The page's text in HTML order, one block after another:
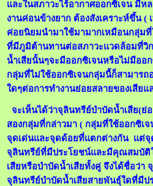
และในสภาวะไร้อากาศออกซิเจน มีห
งานค่อนข้างยาก ต้องสังเคราะห์ขึ้น (
ค่อยนิยมนำมาใช้มามากเหมือนกลุ่ม
ที่มีภูมิต้านทานต่อสภาวะแวดล้อมที่วิ
น้ำเสียนั้นๆจะมีออกซิเจนหรือไม่มีออ
กลุ่มที่ไม่ใช้ออกซิเจนกลุ่มนี้ก็สามารถ
ใดๆต่อการทำงานย่อยสลายของเสียแ
จะเห็นได้ว่าจุลินทรีย์บำบัดน้ำเสีย(ย่
สองกลุ่มที่กล่าวมา ( กลุ่มที่ใช้ออกซิเ
จุดเด่นและจุดด้อยที่แตกต่างกัน แต่จุ
จุลินทรีย์ที่มีประโยชน์และมีคุณสมบัติ
เสียหรือบำบัดน้ำเสียทั้งคู่ จึงได้ชื่อว่า
จุลินทรีย์บำบัดน้ำเสียสายพันธุ์ใดที่มี